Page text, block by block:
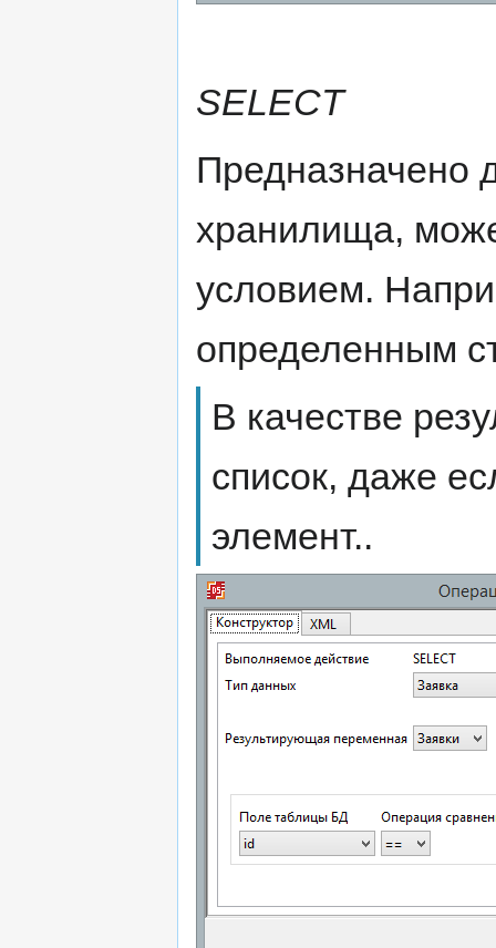
SELECT
Предназначено
хранилища,
условием.
определенным
В качестве
список, даже
элемент..